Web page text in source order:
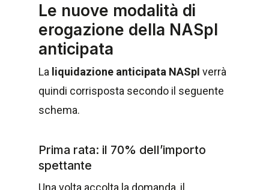
Le nuove modalità di
erogazione della NASpI
anticipata
La liquidazione anticipata NASpI verrà
quindi corrisposta secondo il seguente
schema.
Prima rata: il 70% dell’importo
spettante
Una volta accolta la domanda, il